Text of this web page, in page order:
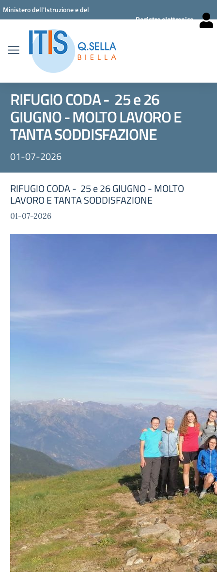
Vai ai contenuti
Vai al menu di navigazione
Vai al footer
Ministero dell'Istruzione e del
Registro elettronico
RIFUGIO CODA - 25 e 26
GIUGNO - MOLTO LAVORO E
TANTA SODDISFAZIONE
01-07-2026
RIFUGIO CODA - 25 e 26 GIUGNO - MOLTO
LAVORO E TANTA SODDISFAZIONE
01-07-2026